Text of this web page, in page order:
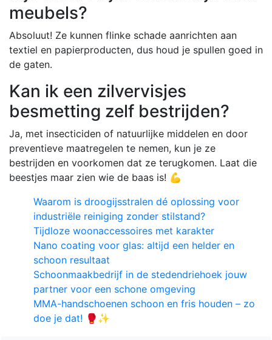
meubels?
Absoluut! Ze kunnen flinke schade aanrichten aan
textiel en papierproducten, dus houd je spullen goed in
de gaten.
Kan ik een zilvervisjes
besmetting zelf bestrijden?
Ja, met insecticiden of natuurlijke middelen en door
preventieve maatregelen te nemen, kun je ze
bestrijden en voorkomen dat ze terugkomen. Laat die
beestjes maar zien wie de baas is! 💪
Waarom is droogijsstralen dé oplossing voor
industriële reiniging zonder stilstand?
Tijdloze woonaccessoires met karakter
Nano coating voor glas: altijd een helder en
schoon resultaat
Schoonmaakbedrijf in de stedendriehoek jouw
partner voor een schone omgeving
MMA-handschoenen schoon en fris houden – zo
doe je dat! 🥊✨